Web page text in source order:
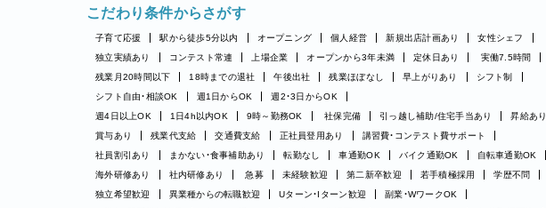
こだわり条件からさがす
子育て応援 駅から徒歩5分以内 オープニング 個人経営 新規出店計画あり
女性シェフ
独立実績あり
コンテスト常連 上場企業 オープンから3年未満 定休日あり
実働7.5時間
残業月20時間以下
18時までの退社 午後出社 残業ほぼなし 早上がりあり
シフト制
シフト自由・相談OK
週1日からOK
週2・3日からOK
週4日以上OK
1日4h以内OK 9時～勤務OK 社保完備 引っ越し補助/住宅手当あり
昇給あり
賞与あり
残業代支給 交通費支給 正社員登用あり
講習費・コンテスト費サポート
社員割引あり
まかない・食事補助あり 転勤なし 車通勤OK バイク通勤OK
自転車通勤OK
海外研修あり
社内研修あり 急募 未経験歓迎 第二新卒歓迎 若手積極採用
学歴不問
独立希望歓迎
異業種からの転職歓迎 Uターン・Iターン歓迎
副業・WワークOK